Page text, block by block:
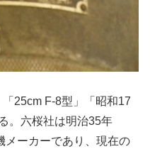
25cm F-8型」「昭和17
。六桜社は明治35年
メーカーであり、現在の